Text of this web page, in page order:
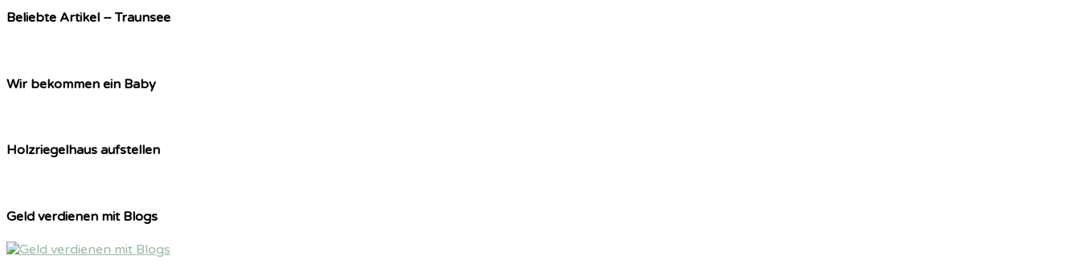
Beliebte Artikel – Traunsee
Wir bekommen ein Baby
Holzriegelhaus aufstellen
Geld verdienen mit Blogs